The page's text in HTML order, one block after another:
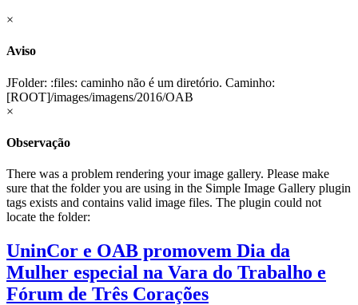
×
Aviso
JFolder: :files: caminho não é um diretório. Caminho:
[ROOT]/images/imagens/2016/OAB
×
Observação
There was a problem rendering your image gallery. Please make
sure that the folder you are using in the Simple Image Gallery plugin
tags exists and contains valid image files. The plugin could not
locate the folder:
UninCor e OAB promovem Dia da
Mulher especial na Vara do Trabalho e
Fórum de Três Corações